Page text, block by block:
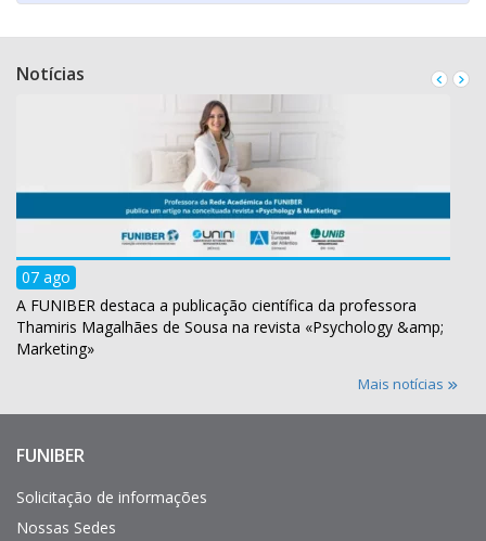
Notícias
07 ago
A FUNIBER destaca a publicação científica da professora
Thamiris Magalhães de Sousa na revista «Psychology &amp;
Marketing»
Mais notícias
Enlaces
interés
FUNIBER
Solicitação de informações
Nossas Sedes